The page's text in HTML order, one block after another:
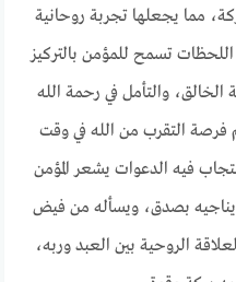
مما يجعلها تجربة روحانية
اللحظات تسمح للمؤمن بالتركيز
الخالق، والتأمل في رحمة الله
فرصة التقرب من الله في وقت
فيه الدعوات يشعر المؤمن
بصدق، ويسأله من فيض
الروحية بين العبد وربه،